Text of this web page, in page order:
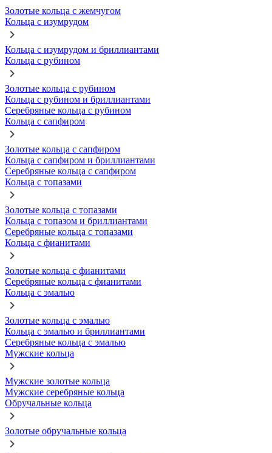
Золотые кольца с жемчугом
Кольца с изумрудом
Кольца с изумрудом и бриллиантами
Кольца с рубином
Золотые кольца с рубином
Кольца с рубином и бриллиантами
Серебряные кольца с рубином
Кольца с сапфиром
Золотые кольца с сапфиром
Кольца с сапфиром и бриллиантами
Серебряные кольца с сапфиром
Кольца с топазами
Золотые кольца с топазами
Кольца с топазом и бриллиантами
Серебряные кольца с топазами
Кольца с фианитами
Золотые кольца с фианитами
Серебряные кольца с фианитами
Кольца с эмалью
Золотые кольца с эмалью
Кольца с эмалью и бриллиантами
Серебряные кольца с эмалью
Мужские кольца
Мужские золотые кольца
Мужские серебряные кольца
Обручальные кольца
Золотые обручальные кольца